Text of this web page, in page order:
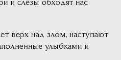
и слёзы обходят нас
верх над злом, наступают
улыбками и